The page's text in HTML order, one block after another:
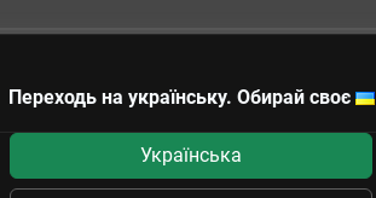
дайсов (11х7,5х3 см)
Переходь на українську. Обирай своє
Українська